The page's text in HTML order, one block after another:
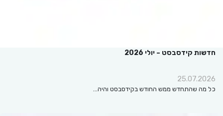
חדשות קידסבסט – יולי 2026
25.07.2026
כל מה שהתחדש ממש החודש בקידסבסט והיה…